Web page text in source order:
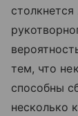
тем, что
способны
несколько